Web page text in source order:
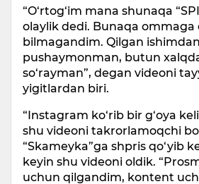
“O‘rtog‘im mana shunaqa
olaylik dedi. Bunaqa
bilmagandim. Qilgan ishimdan
pushaymonman, butun
so‘rayman”, degan videoni
yigitlardan biri.
“Instagram ko‘rib bir g‘oya
shu videoni takrorlamoqchi
“Skameyka”ga shpris qo‘yib
keyin shu videoni oldik.
uchun qilgandim, kontent